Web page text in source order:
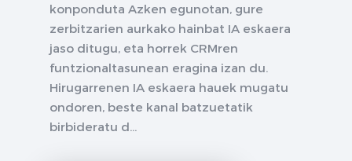
konponduta Azken egunotan, gure
zerbitzarien aurkako hainbat IA eskaera
jaso ditugu, eta horrek CRMren
funtzionaltasunean eragina izan du.
Hirugarrenen IA eskaera hauek mugatu
ondoren, beste kanal batzuetatik
birbideratu d...